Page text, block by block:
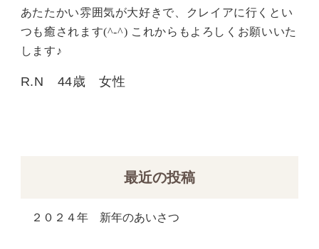
あたたかい雰囲気が大好きで、クレイアに行くとい
つも癒されます(^-^) これからもよろしくお願いいた
します♪
R.N 44歳 女性
最近の投稿
２０２４年 新年のあいさつ